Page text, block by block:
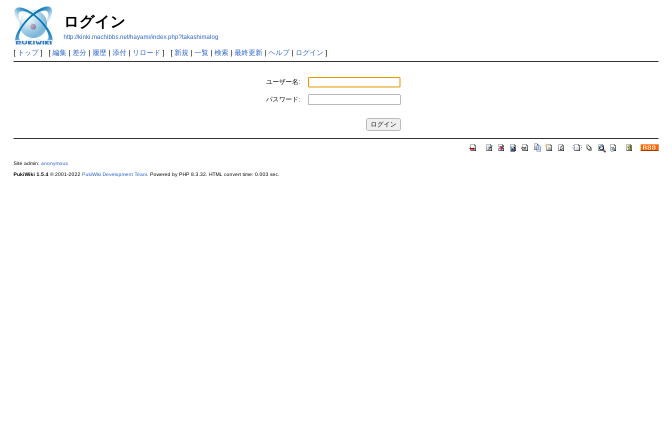
ログイン
http://kinki.machibbs.net/hayami/index.php?takashimalog
[ トップ] [ 編集| 差分| 履歴| 添付| リロード ] [ 新規 | 一覧| 検索| 最終更新| ヘルプ| ログイン ]
ユーザー名:
パスワード:
Site admin: anonymous
PukiWiki 1.5.4© 2001-2022 PukiWiki Development Team. Powered by PHP 8.3.32. HTML convert time: 0.003 sec.